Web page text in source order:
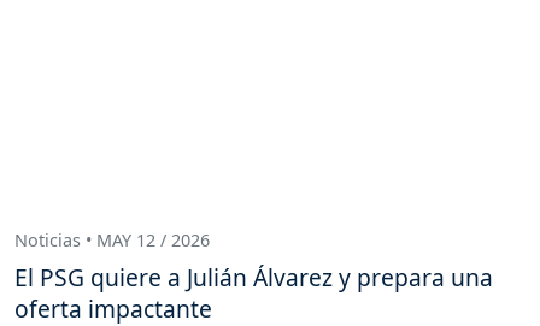
Noticias • MAY 12 / 2026
El PSG quiere a Julián Álvarez y prepara una
oferta impactante